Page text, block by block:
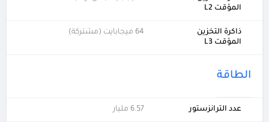
المؤقت L2
ذاكرة التخزين
المؤقت L3
64 ميجابايت (مشتركة)
الطاقة
عدد الترانزستور 6.57 مليار